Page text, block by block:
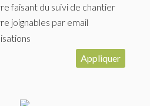
faisant du suivi de chantier
joignables par email
Appliquer